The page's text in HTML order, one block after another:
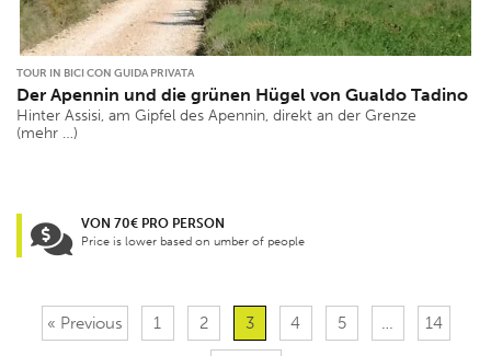
TOUR IN BICI CON GUIDA PRIVATA
Der Apennin und die grünen Hügel von Gualdo Tadino
Hinter Assisi, am Gipfel des Apennin, direkt an der Grenze
(mehr …)
VON 70€ PRO PERSON
Price is lower based on umber of people
« Previous 1 2 3 4 5 … 14